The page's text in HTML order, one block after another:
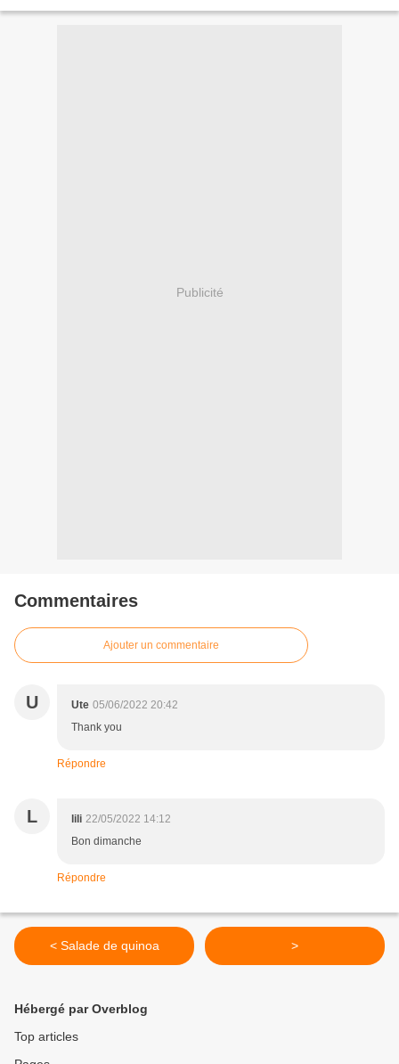
Publicité
Commentaires
Ajouter un commentaire
U Ute 05/06/2022 20:42
Thank you
Répondre
L lili 22/05/2022 14:12
Bon dimanche
Répondre
< Salade de quinoa >
Hébergé par Overblog
Top articles